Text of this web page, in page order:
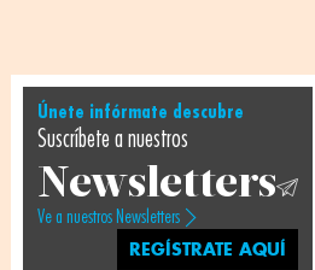
Únete infórmate descubre
Suscríbete a nuestros
Newsletters
Ve a nuestros Newsletters
REGÍSTRATE AQUÍ